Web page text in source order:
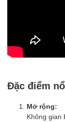
Đặc điểm
Mở rộng:
Không gian